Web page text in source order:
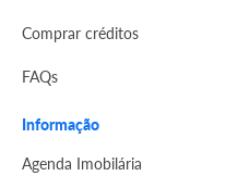
Comprar créditos
FAQs
Informação
Agenda Imobilária